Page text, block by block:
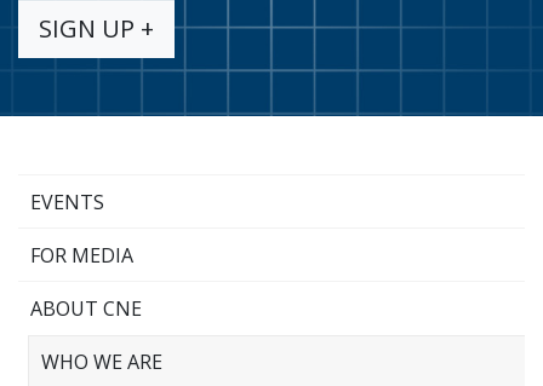
SIGN UP +
EVENTS
FOR MEDIA
ABOUT CNE
WHO WE ARE